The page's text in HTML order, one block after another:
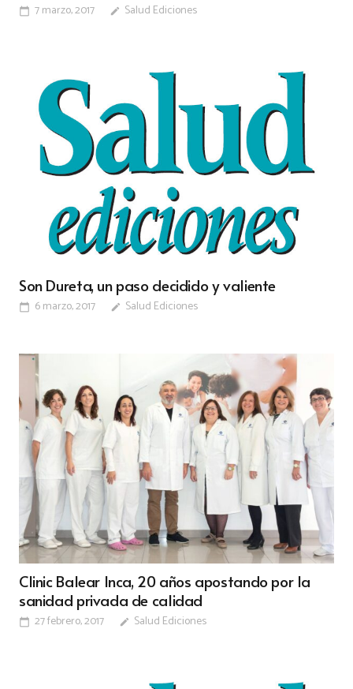
calendar_today 7 marzo, 2017 edit Salud Ediciones
Son Dureta, un paso decidido y valiente
calendar_today 6 marzo, 2017 edit Salud Ediciones
Clinic Balear Inca, 20 años apostando por la
sanidad privada de calidad
calendar_today 27 febrero, 2017 edit Salud Ediciones